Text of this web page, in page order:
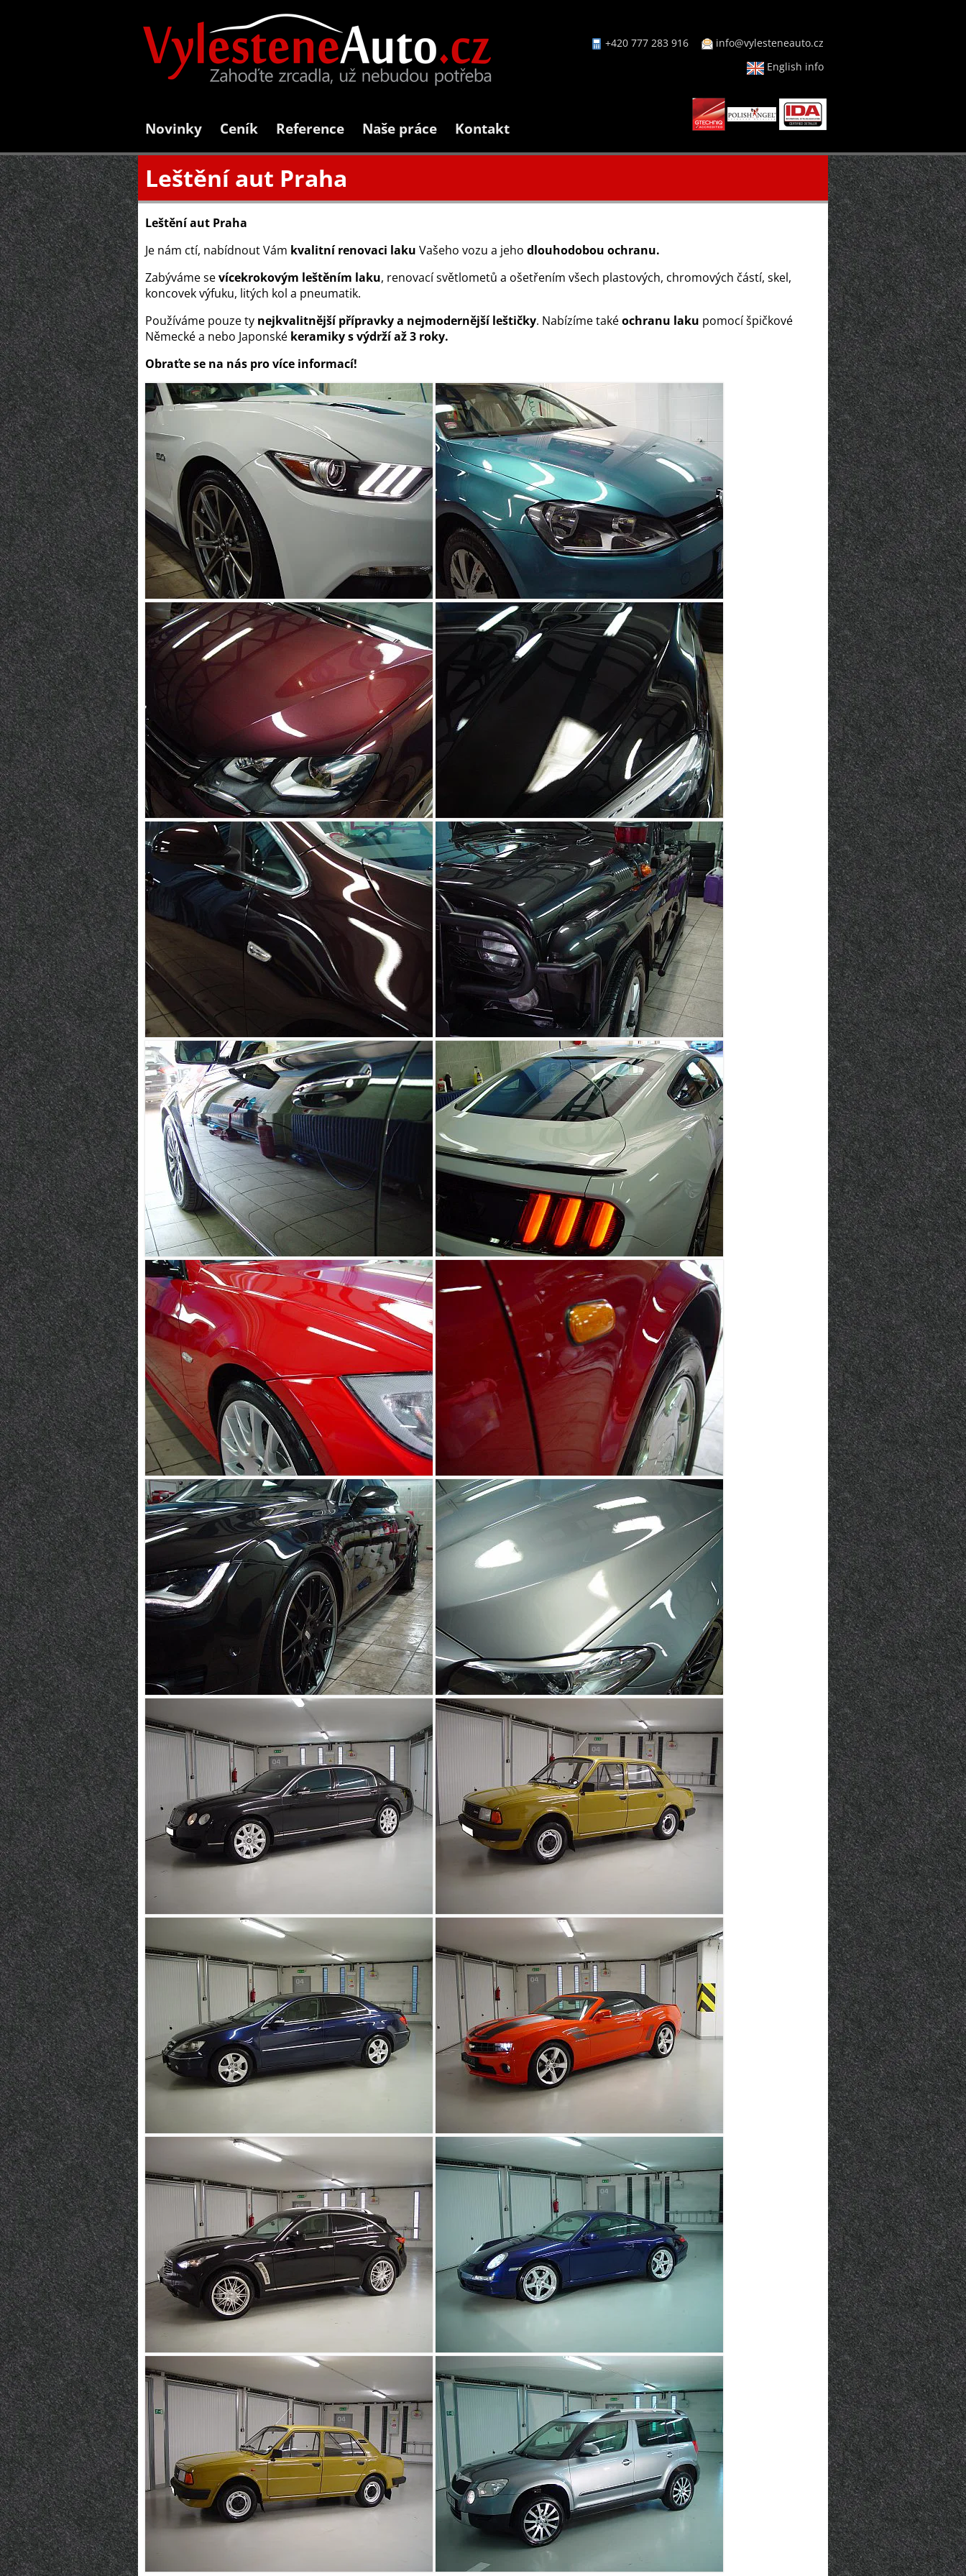
+420 777 283 916
info@vylesteneauto.cz
English info
Novinky Ceník Reference Naše práce Kontakt
Leštění aut Praha
Leštění aut Praha
Je nám ctí, nabídnout Vám kvalitní renovaci laku Vašeho vozu a jeho dlouhodobou ochranu.
Zabýváme sevícekrokovým leštěním laku, renovací světlometů a ošetřením všech plastových, chromových částí, skel,
koncovek výfuku, litých kol a pneumatik.
Používáme pouze ty nejkvalitnější přípravky a nejmodernější leštičky. Nabízíme takéochranu laku pomocí špičkové
Německé a nebo Japonské keramiky s výdrží až 3 roky.
Obraťte se na nás pro více informací!